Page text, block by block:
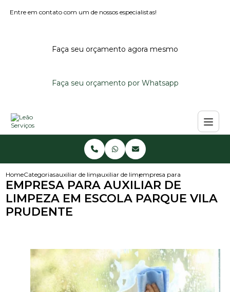
Entre em contato com um de nossos especialistas!
Faça seu orçamento agora mesmo
Faça seu orçamento por Whatsapp
HomeCategoriasauxiliar de limpezaauxiliar de limpeza noturno
empresa para auxiliar de
EMPRESA PARA AUXILIAR DE
LIMPEZA EM ESCOLA PARQUE VILA
PRUDENTE